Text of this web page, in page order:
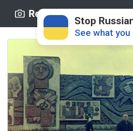
Retro.ck.ua
Stop
See what you